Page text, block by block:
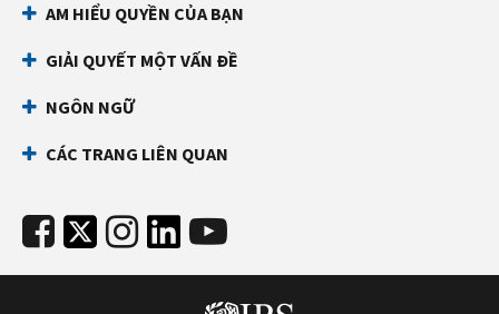
AM HIỂU QUYỀN CỦA BẠN
GIẢI QUYẾT MỘT VẤN ĐỀ
NGÔN NGỮ
CÁC TRANG LIÊN QUAN